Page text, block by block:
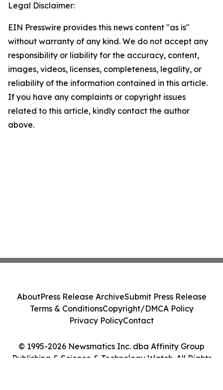
Legal Disclaimer:
EIN Presswire provides this news content "as is"
without warranty of any kind. We do not accept any
responsibility or liability for the accuracy, content,
images, videos, licenses, completeness, legality, or
reliability of the information contained in this article.
If you have any complaints or copyright issues
related to this article, kindly contact the author
above.
© 1995-2026 Newsmatics Inc. dba Affinity Group
Publishing & Science & Technology Watch. All Rights
AboutPress Release ArchiveSubmit Press Release
Terms & ConditionsCopyright/DMCA Policy
Privacy PolicyContact